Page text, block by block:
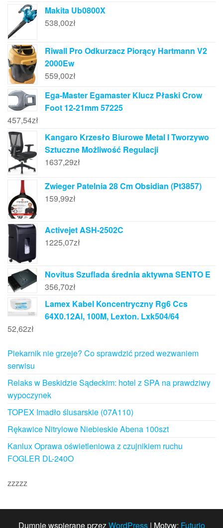
Makita Ub0800X
538,00zł
Riwall Pro Odkurzacz Piorący Hartmann V2
2000Ew
559,00zł
Ega-Master Egamaster Klucz Płaski Crow
Foot 12-21mm 57225
457,54zł
Kangaro Krzesło Biurowe Metal I Tworzywo
Sztuczne Możliwość Regulacji
1637,29zł
Zwieger Patelnia 28 Cm Obsidian (Pt3857)
159,99zł
Activejet ASH-2502C
1225,07zł
Novitus Szuflada średnia aktywna SENTO E
356,70zł
Lamex Kabel Koncentryczny Rg6 Ccs
64X0.12Al, 100M, Lexton. Lxk504/64
52,62zł
Piekarnik nie grzeje? Co sprawdzić przed wezwaniem
serwisu
Relaks w Beskidzie Sądeckim: hotel z SPA na prawdziwy
wypoczynek
TOPEX Imadło ślusarskie (07A110)
Rękawice Nitrylowe Niebieskie Abena 100szt
Kanlux Oprawa oświetleniowa z czujnikiem ruchu
FOGLER DL-240O
zzzzz
Dumnie wspierane przez WordPress | Motyw: Futurio